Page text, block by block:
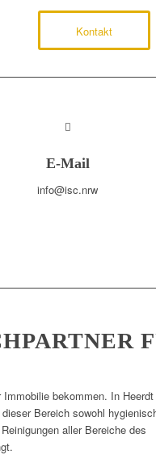
Kontakt
E-Mail
info@isc.nrw
bekommen. In
Bereich sowohl
aller Bereiche des